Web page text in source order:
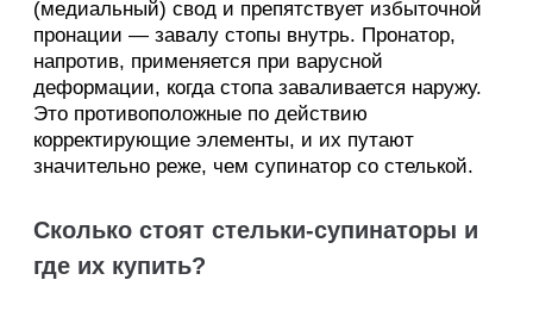
(медиальный) свод и препятствует избыточной
пронации — завалу стопы внутрь. Пронатор,
напротив, применяется при варусной
деформации, когда стопа заваливается наружу.
Это противоположные по действию
корректирующие элементы, и их путают
значительно реже, чем супинатор со стелькой.
Сколько стоят стельки-супинаторы и
где их купить?